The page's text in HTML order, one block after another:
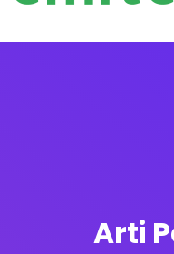
Arti